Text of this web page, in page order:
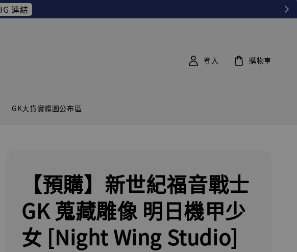
IG 連結
GK大貨實體圖公布區
登入 購物車
【預購】新世紀福音戰士
GK 蒐藏雕像 明日機甲少
女 [Night Wing Studio]